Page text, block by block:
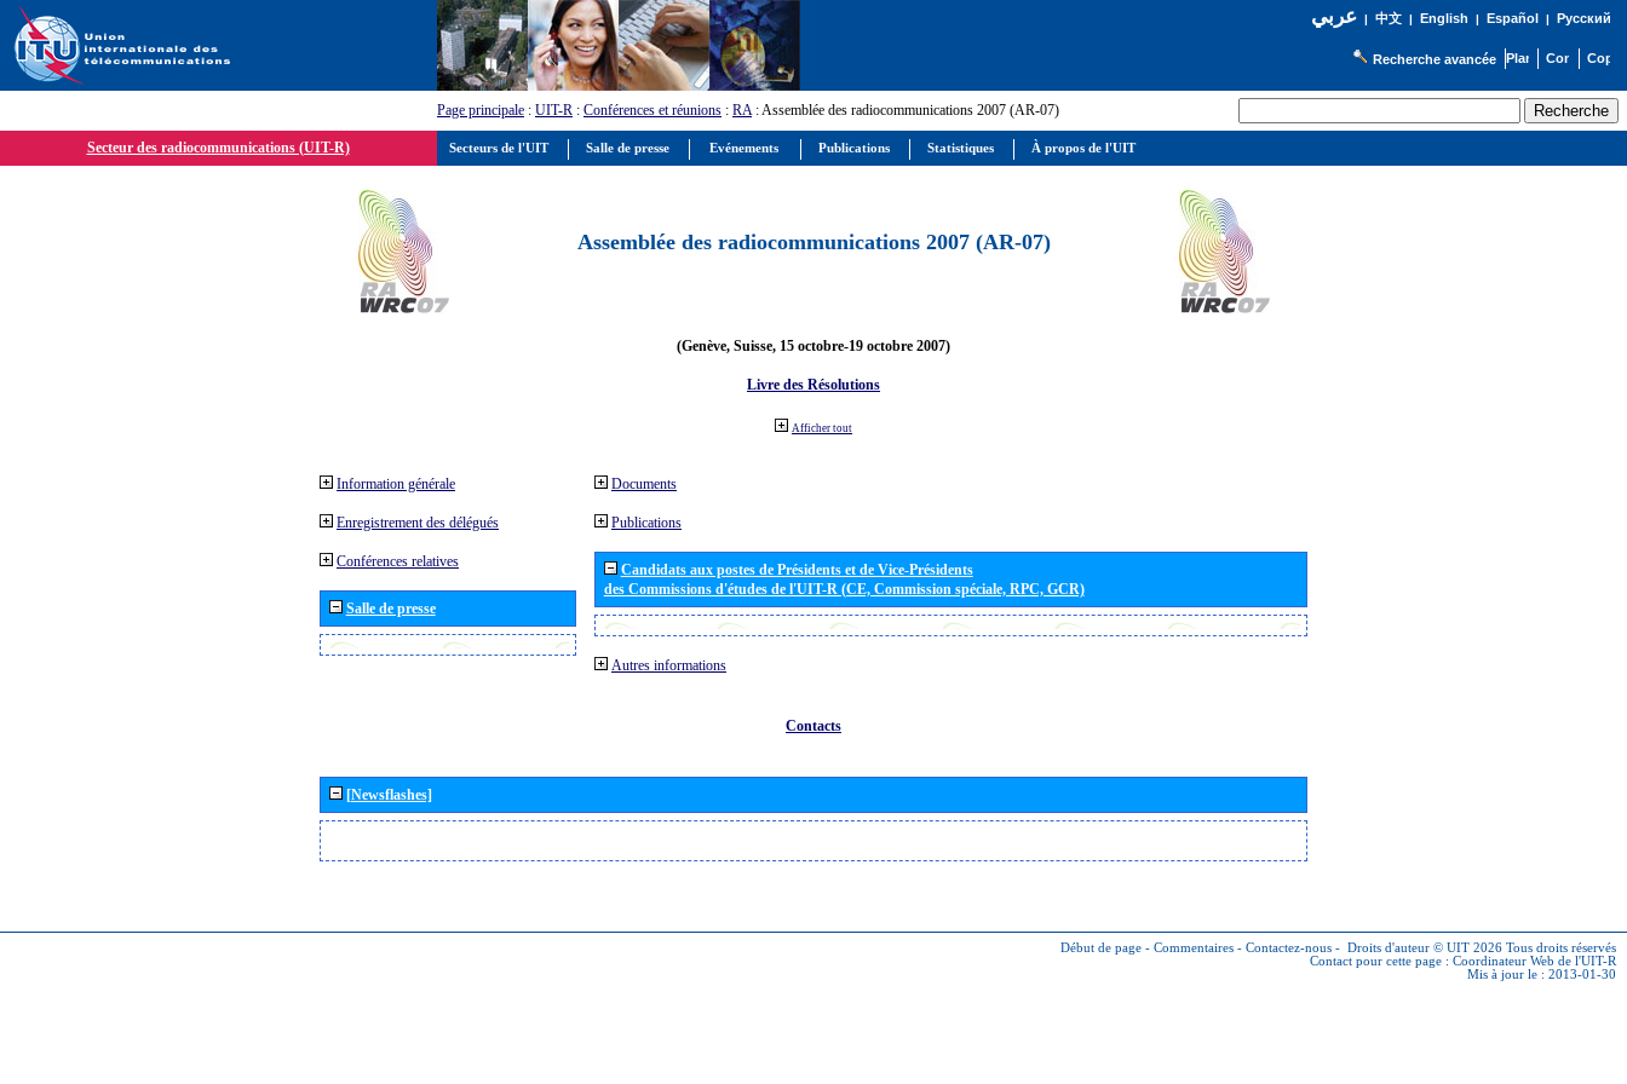
عربي| 中文| English | Español | Русский
Recherche avancée
Page principale : UIT-R : Conférences et réunions : RA: Assemblée des radiocommunications 2007 (AR-07)
Secteur des radiocommunications (UIT-R)
Assemblée des radiocommunications 2007 (AR-07)
(Genève, Suisse, 15 octobre-19 octobre 2007)
Livre des Résolutions
Afficher tout
Information générale
Enregistrement des délégués
Conférences relatives
Salle de presse
Documents
Publications
Candidats aux postes de Présidents et de Vice-Présidents
des Commissions d'études de l'UIT-R (CE, Commission spéciale, RPC, GCR)
Autres informations
Contacts
[Newsflashes]
Début de page - Commentaires - Contactez-nous - Droits d'auteur © UIT 2026 Tous droits réservés
Contact pour cette page : Coordinateur Web de l'UIT-R
Mis à jour le : 2013-01-30
Secteurs de l'UIT Salle de presse Evénements Publications Statistiques À propos de l'UIT